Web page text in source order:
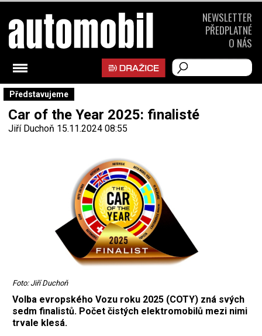
Představujeme
Car of the Year 2025: finalisté
Jiří Duchoň 15.11.2024 08:55
Foto: Jiří Duchoň
Volba evropského Vozu roku 2025 (COTY) zná svých
sedm finalistů. Počet čistých elektromobilů mezi nimi
trvale klesá.
NEWSLETTER
PŘEDPLATNÉ
O NÁS